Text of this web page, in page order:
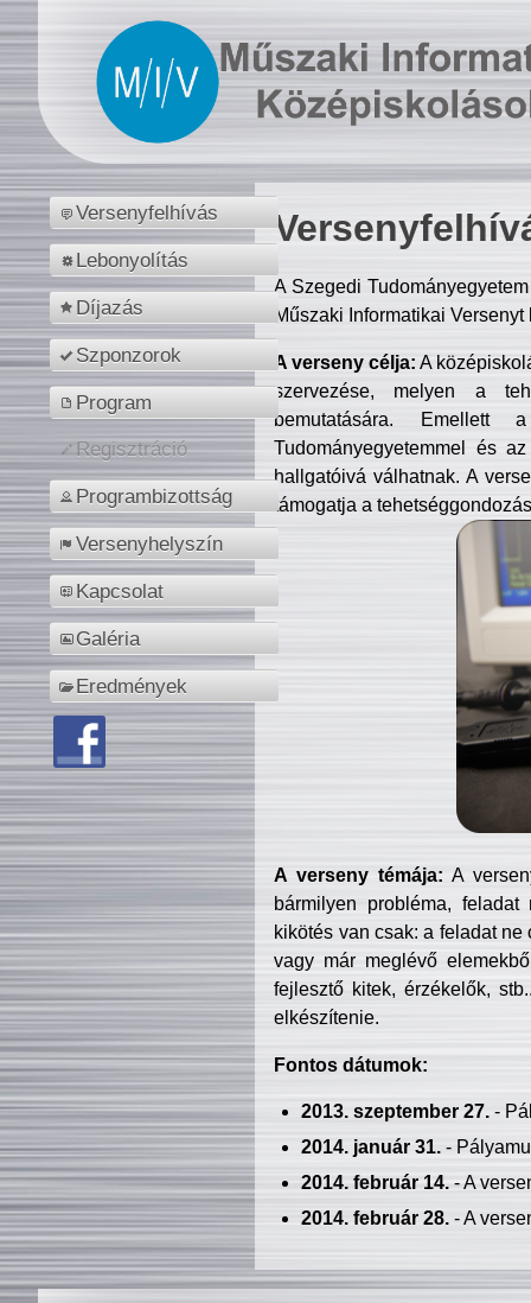
Versenyfelhívás
Lebonyolítás
Díjazás
Szponzorok
Program
Regisztráció
Programbizottság
Versenyhelyszín
Kapcsolat
Galéria
Eredmények
A Szegedi
Műszaki Informatikai
A verseny célja: A
szervezése, melyen a
bemutatására. Emellett
Tudományegyetemmel és
hallgatóivá válhatnak. A
támogatja a
A verseny témája: A
bármilyen probléma, feladat
kikötés van csak: a feladat
vagy már meglévő
fejlesztő kitek, érzékelők,
elkészítenie.
Fontos dátumok:
2013. szeptember 27.-
2014. január 31.-
2014. február 14.- A
2014. február 28.- A